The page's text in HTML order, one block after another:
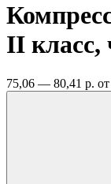
II класс,
75,06 — 80,41 р.